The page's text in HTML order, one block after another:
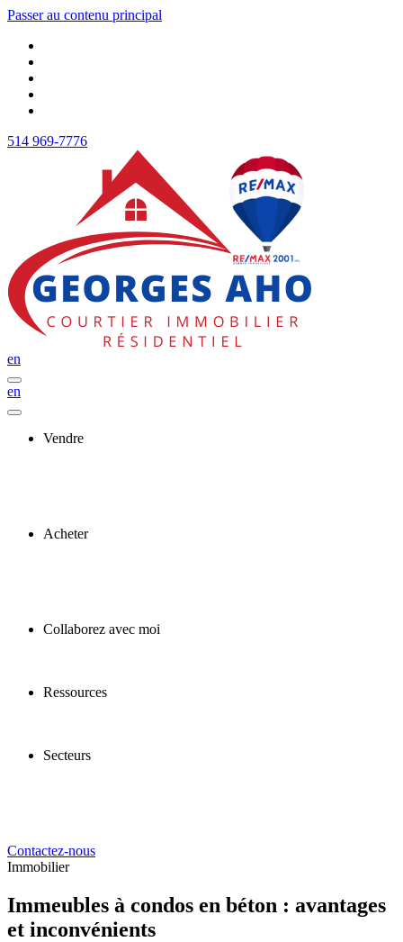
Passer au contenu principal
514 969-7776
en
en
Vendre
Acheter
Collaborez avec moi
Ressources
Secteurs
Contactez-nous
Immobilier
Immeubles à condos en béton : avantages
et inconvénients